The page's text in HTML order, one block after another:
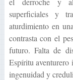
superficiales y
aturdimiento en
contrasta con el
futuro. Falta de
Espíritu aventurero
ingenuidad y